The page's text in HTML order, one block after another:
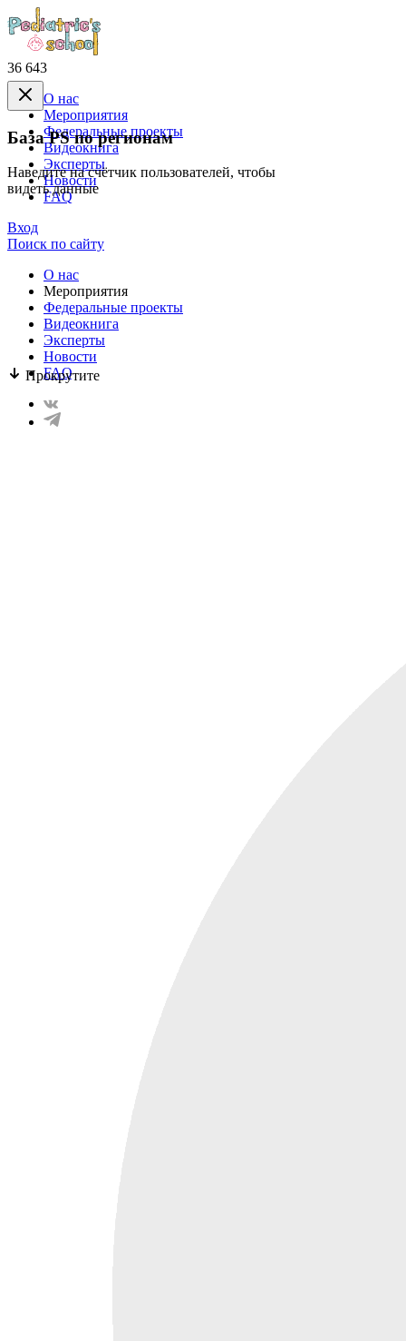
36 643
База PS по регионам
Наведите на счётчик пользователей, чтобы
видеть данные
Прокрутите
О нас
Mероприятия
Федеральные проекты
Видеокнига
Эксперты
Новости
FAQ
Вход
Поиск по сайту
О нас
Mероприятия
Федеральные проекты
Видеокнига
Эксперты
Новости
FAQ